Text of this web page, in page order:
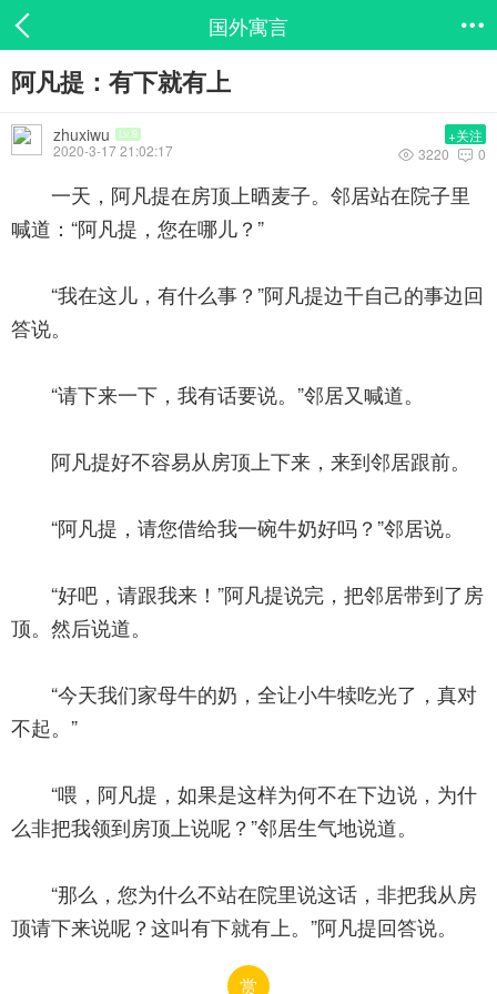
国外寓言 
阿凡提：有下就有上
zhuxiwu Lv.9
+关注
2020-3-17 21:02:17
 0
 3220
一天，阿凡提在房顶上晒麦子。邻居站在院子里
喊道：“阿凡提，您在哪儿？”
“我在这儿，有什么事？”阿凡提边干自己的事边回
答说。
“请下来一下，我有话要说。”邻居又喊道。
阿凡提好不容易从房顶上下来，来到邻居跟前。
“阿凡提，请您借给我一碗牛奶好吗？”邻居说。
“好吧，请跟我来！”阿凡提说完，把邻居带到了房
顶。然后说道。
“今天我们家母牛的奶，全让小牛犊吃光了，真对
不起。”
“喂，阿凡提，如果是这样为何不在下边说，为什
么非把我领到房顶上说呢？”邻居生气地说道。
“那么，您为什么不站在院里说这话，非把我从房
顶请下来说呢？这叫有下就有上。”阿凡提回答说。
赏